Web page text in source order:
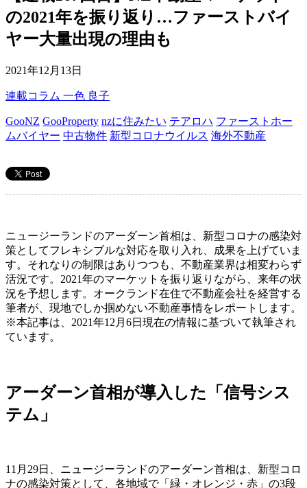
の2021年を振り返り…ファーストバイ
ヤー大量出現の理由も
2021年12月13日
連載コラム 一色 良子
GooNZ GooProperty nzに住みたい テアロハ ファーストホー
ムバイヤー 中古物件 新型コロナウイルス 海外不動産
ニュージーランドのアーダーン首相は、新型コロナの感染対
策としてフレキシブルな対応を取り入れ、成果を上げていま
す。それなりの制限はありつつも、不動産業界は相変わらず
活況です。2021年のマーケットを振り返りながら、来年の状
況を予想します。オークランド在住で不動産会社を経営する
筆者が、現地でしか掴めない不動産事情をレポートします。
※本記事は、2021年12月6日現在の情報に基づいて執筆され
ています。
アーダーン首相が導入した「信号シス
テム」
11月29日、ニュージーランドのアーダーン首相は、新型コロ
ナの感染対策として、各地域で「緑・オレンジ・赤」の3段